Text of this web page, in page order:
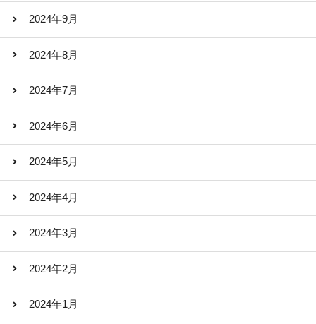
2024年9月
2024年8月
2024年7月
2024年6月
2024年5月
2024年4月
2024年3月
2024年2月
2024年1月